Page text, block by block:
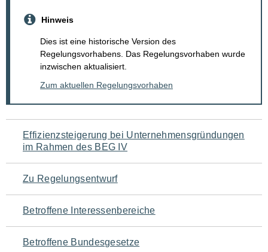
Hinweis
Dies ist eine historische Version des
Regelungsvorhabens. Das Regelungsvorhaben wurde
inzwischen aktualisiert.
Zum aktuellen Regelungsvorhaben
Navigation
für
den
Seiteninhalt
Effizienzsteigerung bei Unternehmensgründungen
im Rahmen des BEG IV
Zu Regelungsentwurf
Betroffene Interessenbereiche
Betroffene Bundesgesetze